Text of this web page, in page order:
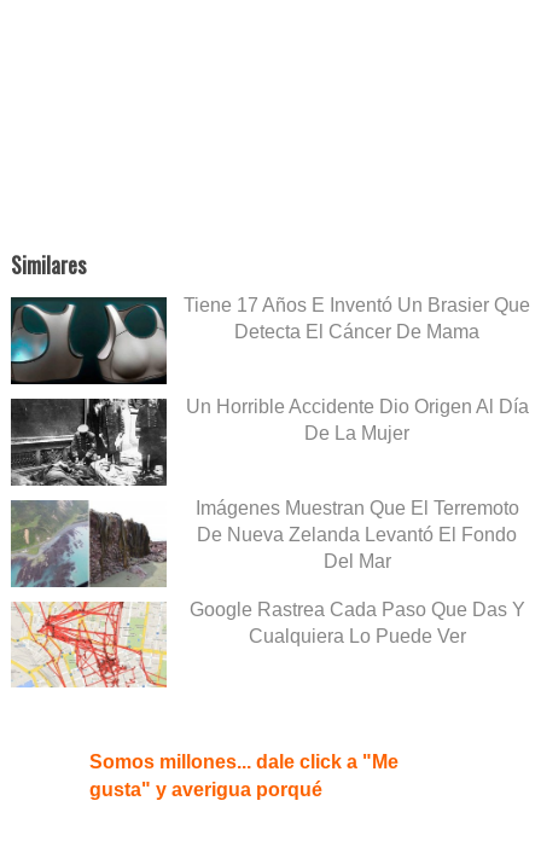
Similares
Tiene 17 Años E Inventó Un Brasier Que
Detecta El Cáncer De Mama
Un Horrible Accidente Dio Origen Al Día
De La Mujer
Imágenes Muestran Que El Terremoto
De Nueva Zelanda Levantó El Fondo
Del Mar
Google Rastrea Cada Paso Que Das Y
Cualquiera Lo Puede Ver
Somos millones... dale click a "Me
gusta" y averigua porqué